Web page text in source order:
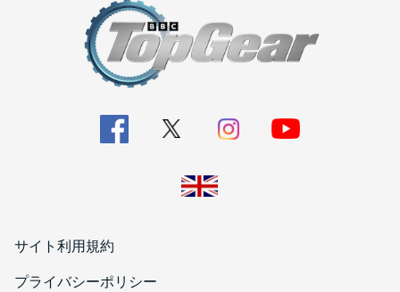
サイト利用規約
プライバシーポリシー